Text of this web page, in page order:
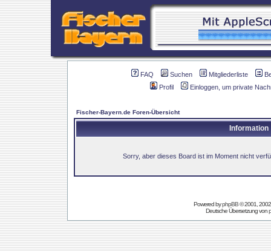
FAQ Suchen Mitgliederliste
Profil
Einloggen, um private
Fischer-Bayern.de Foren-Übersicht
Information
Sorry, aber dieses Board ist im Moment nicht
Powered byphpBB© 2001,
Deutsche Übersetzung von